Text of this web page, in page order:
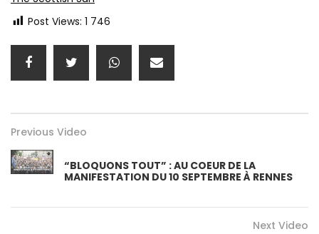
Post Views: 1 746
Previous Video
“BLOQUONS TOUT” : AU COEUR DE LA
MANIFESTATION DU 10 SEPTEMBRE À RENNES
Next Video